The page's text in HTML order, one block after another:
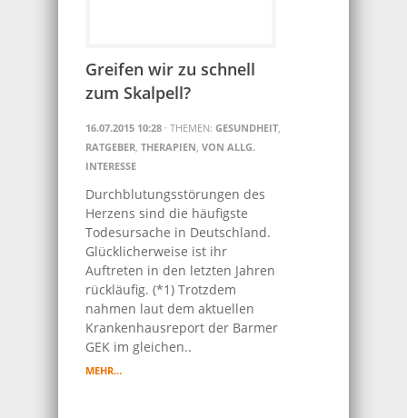
Greifen wir zu schnell
zum Skalpell?
16.07.2015 10:28 · THEMEN: GESUNDHEIT,
RATGEBER, THERAPIEN, VON ALLG.
INTERESSE
Durchblutungsstörungen des
Herzens sind die häufigste
Todesursache in Deutschland.
Glücklicherweise ist ihr
Auftreten in den letzten Jahren
rückläufig. (*1) Trotzdem
nahmen laut dem aktuellen
Krankenhausreport der Barmer
GEK im gleichen..
MEHR…